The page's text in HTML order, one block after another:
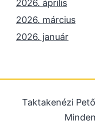
2026. április
2026. március
2026. január
2025. július
2025. június
Taktakenézi